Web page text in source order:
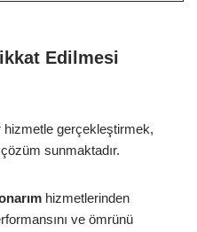
Edilmesi
hizmetle gerçekleştirmek,
sunmaktadır.
hizmetlerinden
ve ömrünü